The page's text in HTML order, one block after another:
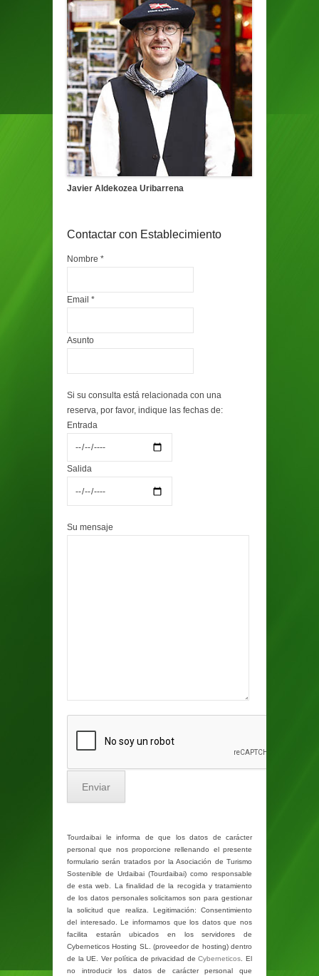
Javier Aldekozea Uribarrena
Contactar con Establecimiento
Nombre *
Email *
Asunto
Si su consulta está relacionada con una
reserva, por favor, indique las fechas de:
Entrada
Salida
Su mensaje
Tourdaibai le informa de que los datos de carácter
personal que nos proporcione rellenando el presente
formulario serán tratados por la Asociación de Turismo
Sostenible de Urdaibai (Tourdaibai) como responsable
de esta web. La finalidad de la recogida y tratamiento
de los datos personales solicitamos son para gestionar
la solicitud que realiza. Legitimación: Consentimiento
del interesado. Le informamos que los datos que nos
facilita estarán ubicados en los servidores de
Cyberneticos Hosting SL. (proveedor de hosting) dentro
de la UE. Ver política de privacidad deCyberneticos . El
no introducir los datos de carácter personal que